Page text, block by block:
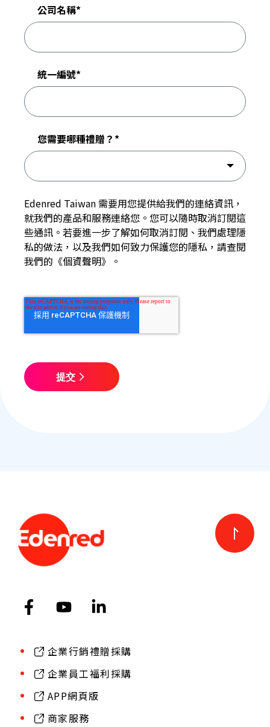
公司名稱*
統一編號*
您需要哪種禮贈？ *
Edenred Taiwan 需要用您提供給我們的連絡資訊，
就我們的產品和服務連絡您。您可以隨時取消訂閱這
些通訊。若要進一步了解如何取消訂閱、我們處理隱
私的做法，以及我們如何致力保護您的隱私，請查閱
我們的 《個資聲明》 。
提交
企業行銷禮贈採購
企業員工福利採購
APP網頁版
商家服務